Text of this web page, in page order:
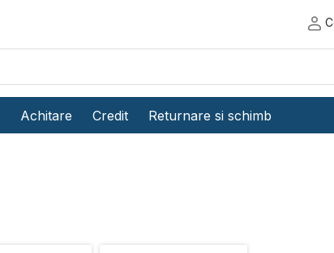
Achitare Credit Returnare si schimb